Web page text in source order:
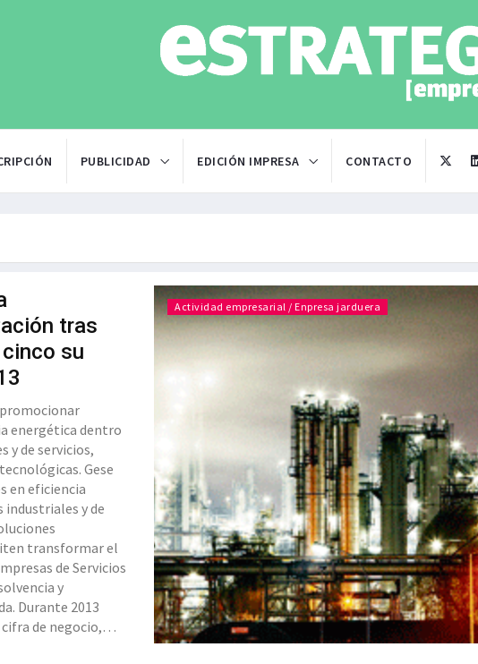
PUBLICIDAD EDICIÓN IMPRESA CONTACTO
tras
su
promocionar
energética dentro
y de servicios,
Gese
en eficiencia
y de
transformar el
de Servicios
y
Durante 2013
de negocio,
Actividad empresarial / Enpresa jarduera